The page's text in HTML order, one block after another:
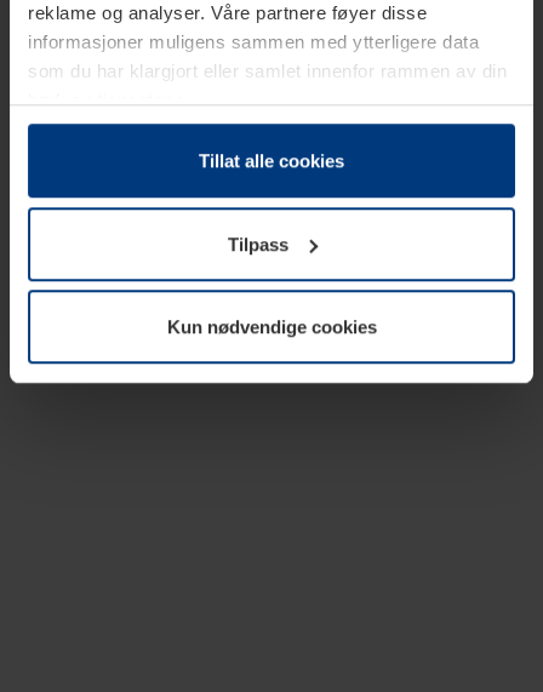
reklame og analyser. Våre partnere føyer disse
informasjoner muligens sammen med ytterligere data
som du har klargjort eller samlet innenfor rammen av din
bruk av tjenestene.
Etter loven kan vi lagre informasjonskapsler på din
datamaskin, hvis disse er absolutt nødvendig for drift av
trenger vi din tillatelse. Du kan når som helst endre eller
tilbakekalle ditt samtykke i forklaringen av
informasjonskapselen på sidenPersonvernerklæringpå
Tillat alle cookies
Tilpass
Kun nødvendige cookies